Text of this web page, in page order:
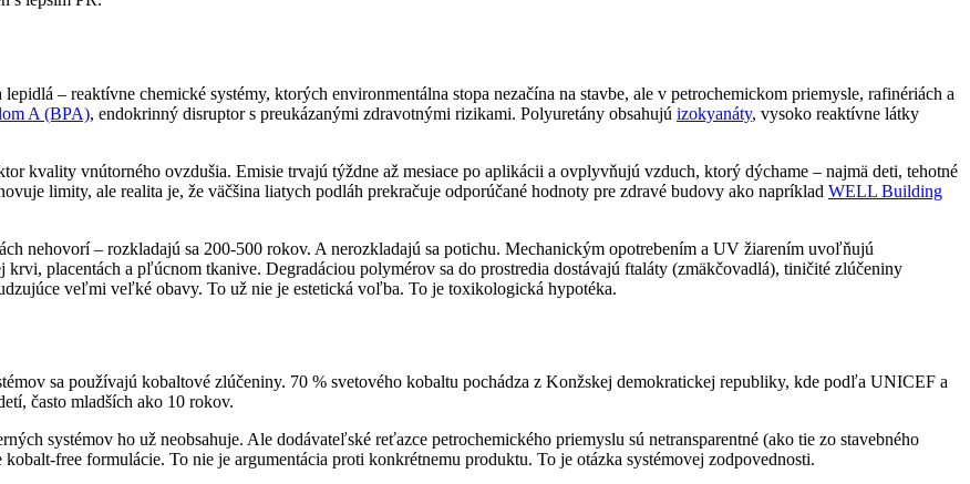
– reaktívne chemické systémy, ktorých environmentálna stopa nezačína na stavbe, ale v petrochemickom priemysle, rafinériách a
A (BPA), endokrinný disruptor s preukázanými zdravotnými rizikami. Polyuretány obsahujú izokyanáty, vysoko reaktívne látky
kvality vnútorného ovzdušia. Emisie trvajú týždne až mesiace po aplikácii a ovplyvňujú vzduch, ktorý dýchame – najmä deti, tehotné
limity, ale realita je, že väčšina liatych podláh prekračuje odporúčané hodnoty pre zdravé budovy ako napríklad WELL Building
nehovorí – rozkladajú sa 200-500 rokov. A nerozkladajú sa potichu. Mechanickým opotrebením a UV žiarením uvoľňujú
placentách a pľúcnom tkanive. Degradáciou polymérov sa do prostredia dostávajú ftaláty (zmäkčovadlá), tiničité zlúčeniny
veľmi veľké obavy. To už nie je estetická voľba. To je toxikologická hypotéka.
sa používajú kobaltové zlúčeniny. 70 % svetového kobaltu pochádza z Konžskej demokratickej republiky, kde podľa UNICEF a
často mladších ako 10 rokov.
systémov ho už neobsahuje. Ale dodávateľské reťazce petrochemického priemyslu sú netransparentné (ako tie zo stavebného
free formulácie. To nie je argumentácia proti konkrétnemu produktu. To je otázka systémovej zodpovednosti.